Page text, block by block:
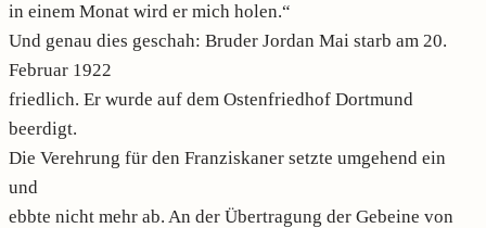
in einem Monat wird er mich holen.“
Und genau dies geschah: Bruder Jordan Mai starb am 20.
Februar 1922
friedlich. Er wurde auf dem Ostenfriedhof Dortmund
beerdigt.
Die Verehrung für den Franziskaner setzte umgehend ein
und
ebbte nicht mehr ab. An der Übertragung der Gebeine von